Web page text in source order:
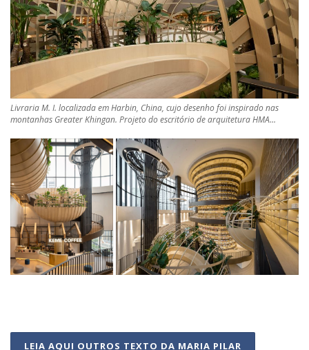
Livraria M. I. localizada em Harbin, China, cujo desenho foi inspirado nas
montanhas Greater Khingan. Projeto do escritório de arquitetura HMA…
LEIA AQUI OUTROS TEXTO DA MARIA PILAR